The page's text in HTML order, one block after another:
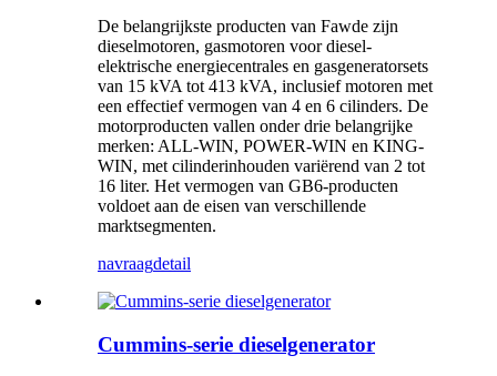
De belangrijkste producten van Fawde zijn
dieselmotoren, gasmotoren voor diesel-
elektrische energiecentrales en gasgeneratorsets
van 15 kVA tot 413 kVA, inclusief motoren met
een effectief vermogen van 4 en 6 cilinders. De
motorproducten vallen onder drie belangrijke
merken: ALL-WIN, POWER-WIN en KING-
WIN, met cilinderinhouden variërend van 2 tot
16 liter. Het vermogen van GB6-producten
voldoet aan de eisen van verschillende
marktsegmenten.
navraagdetail
Cummins-serie dieselgenerator